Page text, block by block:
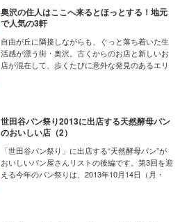
奥沢の住人はここへ来るとほっとする！地元
で人気の3軒
自由が丘に隣接しながらも、ぐっと落ち着いた生
活感が漂う街・奥沢。古くからのお店と新しいお
店が混在して、歩くたびに意外な発見のあるエリ
ん。
[12月の特集]人情も新しさも！商店街で元気にな
る買い物を
世田谷パン祭り2013に出店する天然酵母パン
のおいしい店（2）
「世田谷パン祭り」に出店する“天然酵母パン”が
おいしいパン屋さんリストの後編です。第3回を迎
える今年のパン祭りは、2013年10月14日（月・